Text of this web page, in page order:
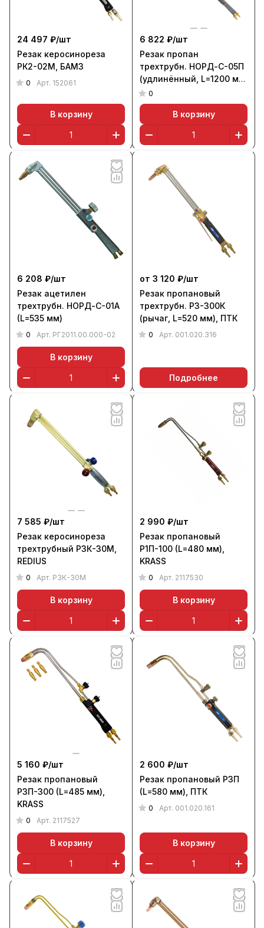
24 497 ₽/шт
Резак керосинореза
РК2-02М, БАМЗ
0 Арт. 152061
В корзину
6 822 ₽/шт
Резак пропан
трехтрубн. НОРД-С-05П
(удлинённый, L=1200 мм,
110 гр.)
0
В корзину
6 208 ₽/шт
Резак ацетилен
трехтрубн. НОРД-С-01А
(L=535 мм)
0 Арт. РГ2011.00.000-02
В корзину
от 3 120 ₽/шт
Резак пропановый
трехтрубн. Р3-300К
(рычаг, L=520 мм), ПТК
0 Арт. 001.020.316
Подробнее
7 585 ₽/шт
Резак керосинореза
трехтрубный Р3К-30М,
REDIUS
0 Арт. Р3К-30М
В корзину
2 990 ₽/шт
Резак пропановый
Р1П-100 (L=480 мм),
KRASS
0 Арт. 2117530
В корзину
5 160 ₽/шт
Резак пропановый
Р3П-300 (L=485 мм),
KRASS
0 Арт. 2117527
В корзину
2 600 ₽/шт
Резак пропановый Р3П
(L=580 мм), ПТК
0 Арт. 001.020.161
В корзину